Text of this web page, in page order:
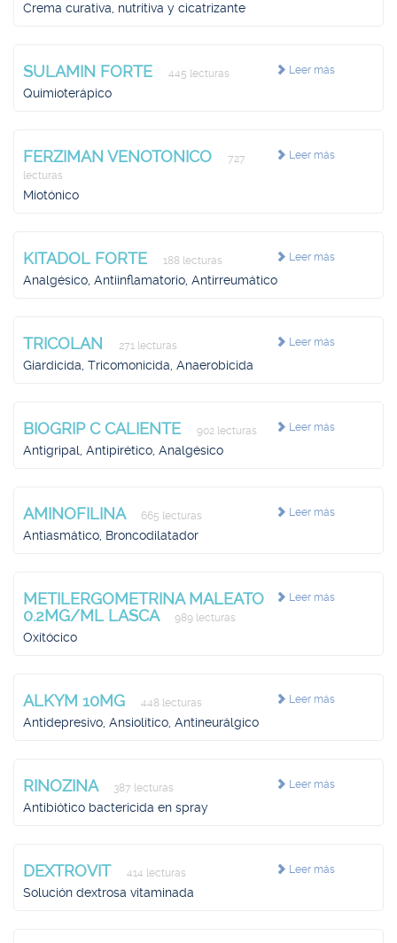
Crema curativa, nutritiva y cicatrizante
Leer más
SULAMIN FORTE 445 lecturas
Quimioterápico
Leer más
FERZIMAN VENOTONICO
727
lecturas
Miotónico
Leer más
KITADOL FORTE 188 lecturas
Analgésico, Antiinflamatorio, Antirreumático
Leer más
TRICOLAN 271 lecturas
Giardicida, Tricomonicida, Anaerobicida
Leer más
BIOGRIP C CALIENTE 902 lecturas
Antigripal, Antipirético, Analgésico
Leer más
AMINOFILINA 665 lecturas
Antiasmático, Broncodilatador
Leer más
METILERGOMETRINA MALEATO
0.2MG/ML LASCA
989 lecturas
Oxitócico
Leer más
ALKYM 10MG 448 lecturas
Antidepresivo, Ansiolítico, Antineurálgico
Leer más
RINOZINA 387 lecturas
Antibiótico bactericida en spray
Leer más
DEXTROVIT 414 lecturas
Solución dextrosa vitaminada